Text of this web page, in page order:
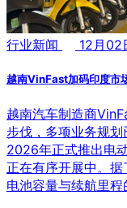
行业新闻 12月02
越南VinFast加码印度市
越南汽车制造商
步伐，多项业务规
2026年正式推出电
正在有序开展中。
电池容量与续航里